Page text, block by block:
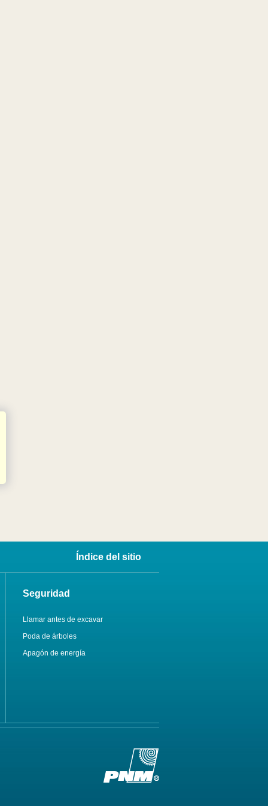
Índice del sitio
Seguridad
Llamar antes de excavar
Poda de árboles
Apagón de energía